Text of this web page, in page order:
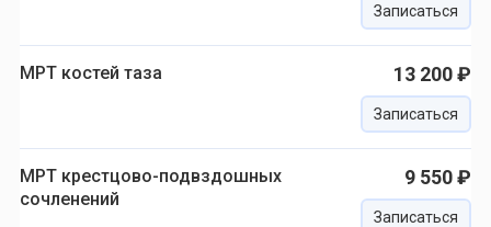
Записаться
МРТ костей таза 13 200 ₽
Записаться
МРТ крестцово-подвздошных
сочленений
9 550 ₽
Записаться